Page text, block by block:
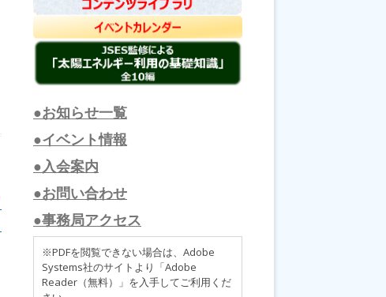
●お知らせ一覧
●イベント情報
●入会案内
●お問い合わせ
●事務局アクセス
※PDFを閲覧できない場合は、Adobe
Systems社のサイトより「Adobe
Reader（無料）」を入手してご利用くだ